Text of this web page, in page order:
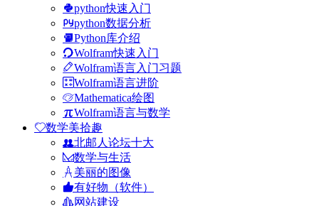
python快速入门
python数据分析
Python库介绍
Wolfram快速入门
Wolfram语言入门习题
Wolfram语言进阶
Mathematica绘图
Wolfram语言与数学
数学美拾趣
北邮人论坛十大
数学与生活
美丽的图像
有好物（软件）
网站建设